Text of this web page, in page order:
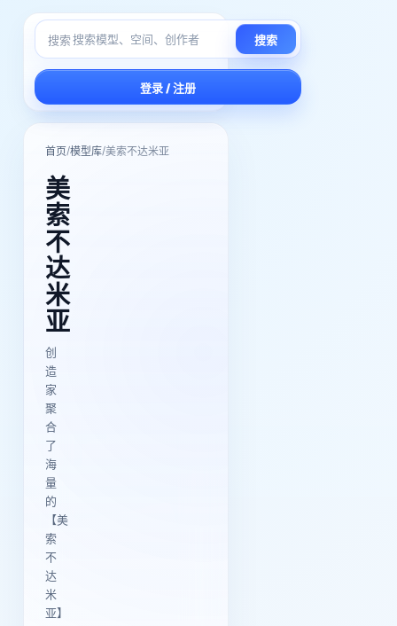
搜索 搜索
登录 / 注册
首页/模型库/美索不达米亚
美
索
不
达
米
亚
创
造
家
聚
合
了
海
量
的
【美
索
不
达
米
亚】